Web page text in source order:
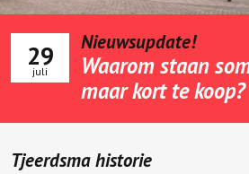
29
juli
Nieuwsupdate!
Waarom staan
maar kort te koop?
Tjeerdsma historie